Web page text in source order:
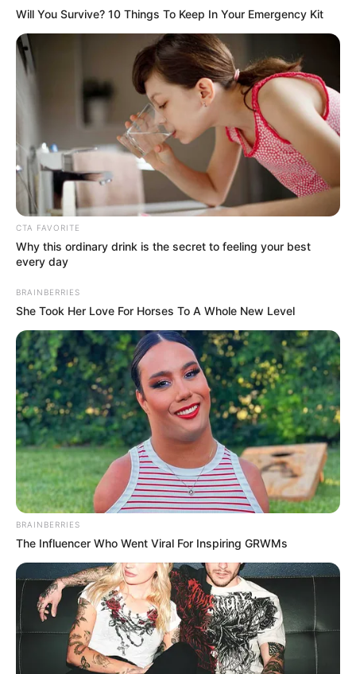
– Mennyi a lázam doki?
– 39.9 fok.
– Nagyon.
– És mennyi a világcsúcs?